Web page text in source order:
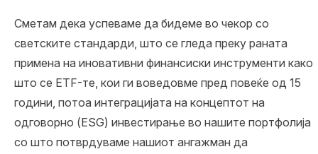
Сметам дека успеваме да бидеме во чекор со
светските стандарди, што се гледа преку раната
примена на иновативни финансиски инструменти како
што се ETF-те, кои ги воведовме пред повеќе од 15
години, потоа интеграцијата на концептот на
одговорно (ESG) инвестирање во нашите портфолија
со што потврдуваме нашиот ангажман да